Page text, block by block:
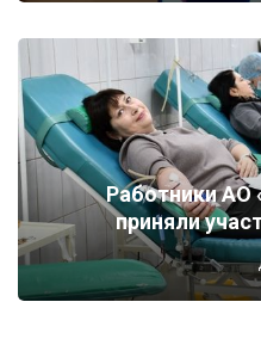
Работники АО
приняли